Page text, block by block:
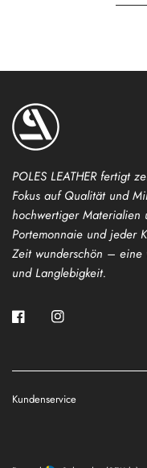
POLES LEATHER fertigt
Fokus auf Qualität und
hochwertiger Materialien
Portemonnaie und jeder
Zeit wunderschön – eine
und Langlebigkeit.
Kundenservice